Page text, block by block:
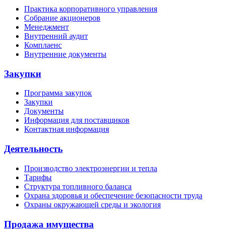
Практика корпоративного управления
Собрание акционеров
Менеджмент
Внутренний аудит
Комплаенс
Внутренние документы
Закупки
Программа закупок
Закупки
Документы
Информация для поставщиков
Контактная информация
Деятельность
Производство электроэнергии и тепла
Тарифы
Структура топливного баланса
Охрана здоровья и обеспечение безопасности труда
Охраны окружающей среды и экология
Продажа имущества